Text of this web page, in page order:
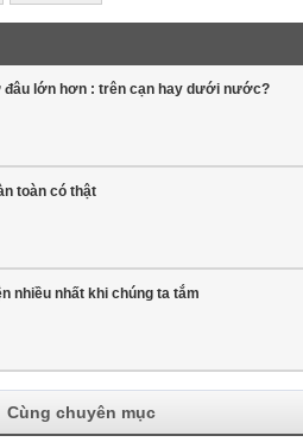
đâu lớn hơn : trên cạn hay dưới nước?
toàn có thật
nhiều nhất khi chúng ta tắm
Cùng chuyên mục